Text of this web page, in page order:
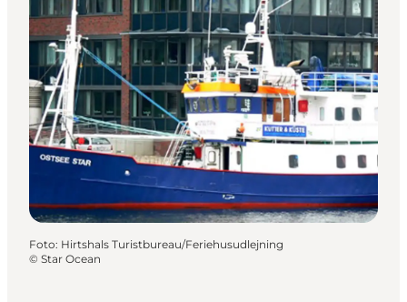
Foto: Hirtshals Turistbureau/Feriehusudlejning
© Star Ocean